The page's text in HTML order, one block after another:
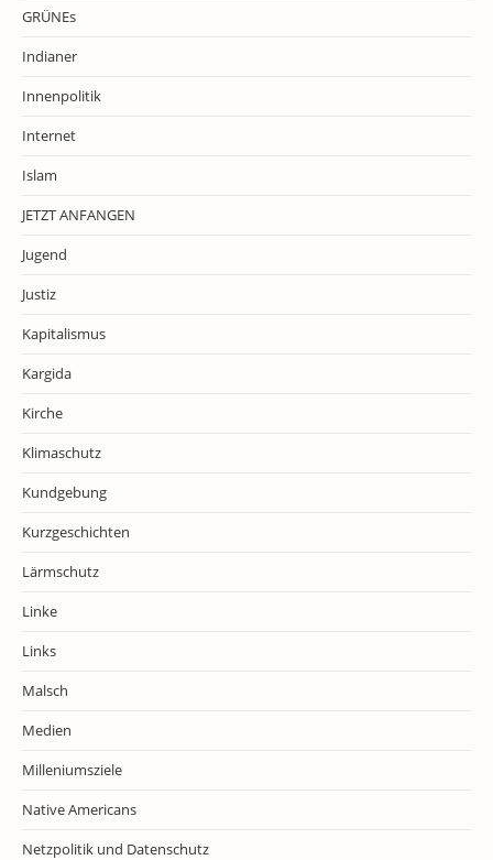
GRÜNEs
Indianer
Innenpolitik
Internet
Islam
JETZT ANFANGEN
Jugend
Justiz
Kapitalismus
Kargida
Kirche
Klimaschutz
Kundgebung
Kurzgeschichten
Lärmschutz
Linke
Links
Malsch
Medien
Milleniumsziele
Native Americans
Netzpolitik und Datenschutz